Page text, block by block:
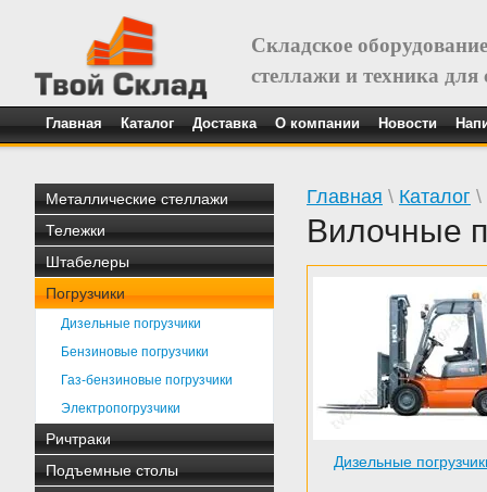
Складское
стеллажи и техника для
Главная Каталог Доставка О компании Новости
Металлические стеллажи
Тележки
Штабелеры
Погрузчики
Дизельные погрузчики
Бензиновые погрузчики
Газ-бензиновые погрузчики
Электропогрузчики
Ричтраки
Подъемные столы
Главная \ Каталог \
Вилочные
Дизельные